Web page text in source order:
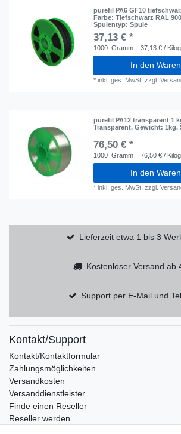
purefil PA6 GF10
Farbe: Tiefschwarz RAL
Spulentyp: Spule
37,13 € *
1000 Gramm | 37,13 € /
In den
*inkl. ges. MwSt. zzgl.
purefil PA12 transparent 1
Transparent, Gewicht: 1kg,
76,50 € *
1000 Gramm | 76,50 € /
In den
*inkl. ges. MwSt. zzgl.
Lieferzeit etwa 1 bis 3
Kostenloser Versand ab
Support per E-Mail und
Kontakt/Support
Kontakt/Kontaktformular
Zahlungsmöglichkeiten
Versandkosten
Versanddienstleister
Finde einen Reseller
Reseller werden